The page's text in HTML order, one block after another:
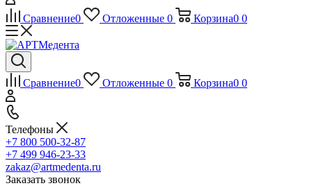
Сравнение0 Отложенные 0 Корзина0 0
Сравнение0 Отложенные 0 Корзина0 0
Телефоны
+7 800 500-32-87
+7 499 946-23-33
zakaz@artmedenta.ru
Заказать звонок